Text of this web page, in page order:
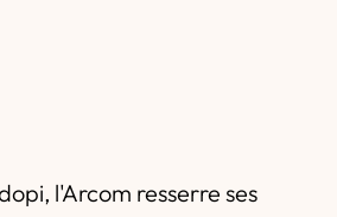
l'Arcom resserre ses